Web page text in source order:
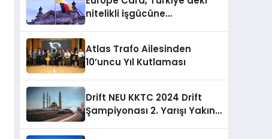
nitelikli işgücüne
Atlas Trafo Ailesinden
10’uncu Yıl Kutlaması
Drift NEU KKTC 2024 Drift
Şampiyonası 2. Yarışı Yakın